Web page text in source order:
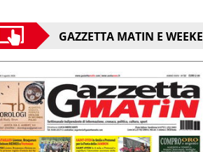
GAZZETTA MATIN E